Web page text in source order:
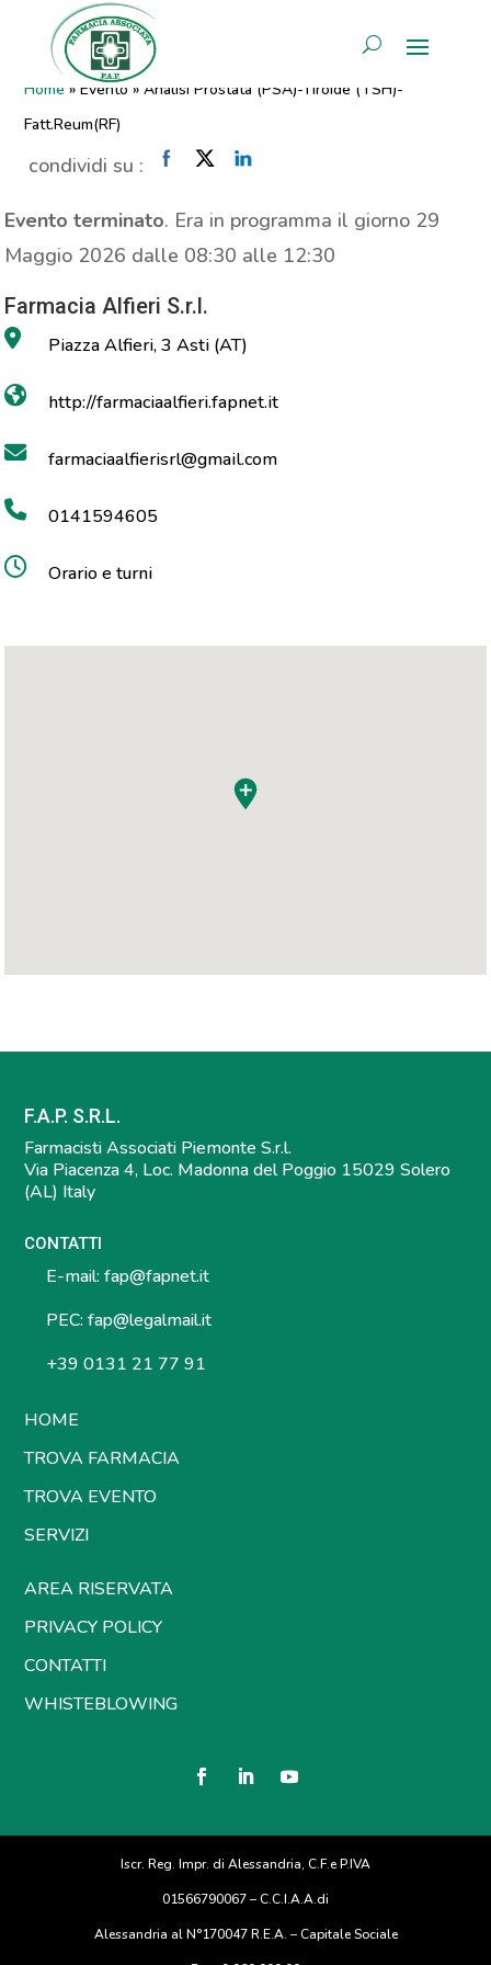
AREA RISERVATA
Analisi Prostata (PSA)-Tiroide
(TSH)-Fatt.Reum(RF)
Home »Evento »Analisi Prostata (PSA)-Tiroide (TSH)-
Fatt.Reum(RF)
condividi su :
Evento terminato. Era in programma il giorno 29
Maggio 2026 dalle 08:30 alle 12:30
Farmacia Alfieri S.r.l.
Piazza Alfieri, 3 Asti (AT)
http://farmaciaalfieri.fapnet.it
farmaciaalfierisrl@gmail.com
0141594605
Orario e turni
F.A.P. S.R.L.
Farmacisti Associati Piemonte S.r.l.
Via Piacenza 4, Loc. Madonna del Poggio 15029 Solero
(AL) Italy
CONTATTI
E-mail: fap@fapnet.it
PEC: fap@legalmail.it
+39 0131 21 77 91
HOME
TROVA FARMACIA
TROVA EVENTO
SERVIZI
AREA RISERVATA
PRIVACY POLICY
CONTATTI
WHISTEBLOWING
Iscr. Reg. Impr. di Alessandria, C.F.e P.IVA
01566790067 – C.C.I.A.A.di
Alessandria al N°170047 R.E.A. – Capitale Sociale